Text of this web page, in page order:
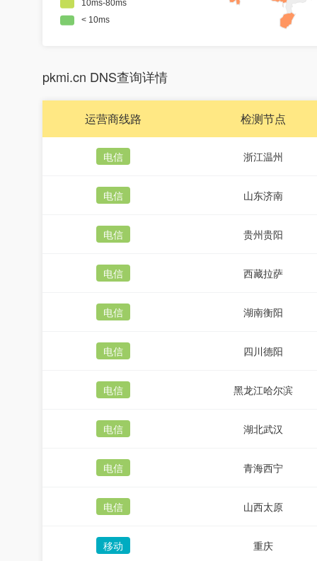
pkmi.cn DNS查询详情
运营商线路 检测节点
电信 浙江温州
电信 山东济南
电信 贵州贵阳
电信 西藏拉萨
电信 湖南衡阳
电信 四川德阳
电信 黑龙江哈尔滨
电信 湖北武汉
电信 青海西宁
电信 山西太原
移动 重庆